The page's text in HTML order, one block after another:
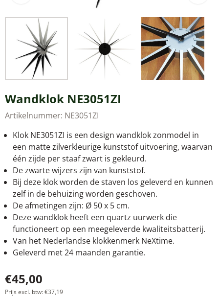
Wandklok NE3051ZI
Artikelnummer: NE3051ZI
Klok NE3051ZI is een design wandklok zonmodel in
een matte zilverkleurige kunststof uitvoering, waarvan
één zijde per staaf zwart is gekleurd.
De zwarte wijzers zijn van kunststof.
Bij deze klok worden de staven los geleverd en kunnen
zelf in de behuizing worden geschoven.
De afmetingen zijn: Ø 50 x 5 cm.
Deze wandklok heeft een quartz uurwerk die
functioneert op een meegeleverde kwaliteitsbatterij.
Van het Nederlandse klokkenmerk NeXtime.
Geleverd met 24 maanden garantie.
€45,00
Prijs excl. btw:€37,19